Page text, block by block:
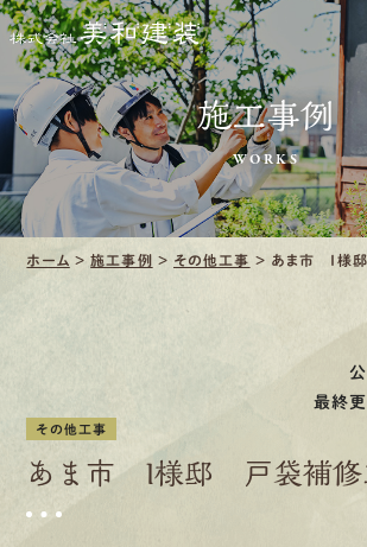
お家をきれいに
会社をきれいに
クリーニング
施工事例
口コミ・レビュー紹介
施工事例
WORKS
ホーム >施工事例 > その他工事 > あま市 Ｉ様
最終
その他工事
あま市 Ｉ様邸 戸袋補修